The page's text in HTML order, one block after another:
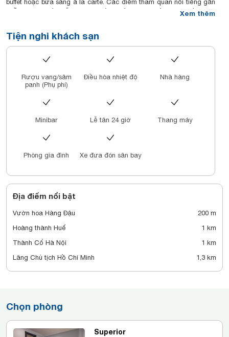
buffet hoặc bữa sáng à la carte. Các điểm tham quan nổi tiếng gần
chỗ nghỉ bao gồm Ô Quan Chưởng, Hồ Tây và Hồ Hoàn Kiếm. Sân
từ Minasi Premium Hotel.
Xem thêm
Tiện nghi khách sạn
Rượu vang/sâm
panh (Phụ phí)
Điều hòa nhiệt độ Nhà hàng
Minibar Lễ tân 24 giờ Thang máy
Phòng gia đình Xe đưa đón sân bay
Địa điểm nổi bật
Vườn hoa Hàng Đậu
200 m
Hoàng thành Huế
1 km
Thành Cổ Hà Nội
1 km
Lăng Chủ tịch Hồ Chí Minh
1,3 km
Chọn phòng
Superior